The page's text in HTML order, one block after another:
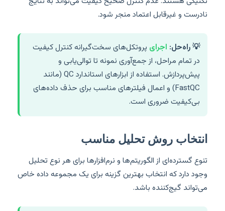
نادرست و غیرقابل اعتماد منجر شود.
💡 راه‌حل: اجرای پروتکل‌های سخت‌گیرانه کنترل کیفیت
در تمام مراحل، از جمع‌آوری نمونه تا توالی‌یابی و
پیش‌پردازش. استفاده از ابزارهای استاندارد QC (مانند
FastQC) و اعمال فیلترهای مناسب برای حذف داده‌های
بی‌کیفیت ضروری است.
انتخاب روش تحلیل مناسب
تنوع گسترده‌ای از الگوریتم‌ها و نرم‌افزارها برای هر نوع تحلیل
وجود دارد که انتخاب بهترین گزینه برای یک مجموعه داده خاص
می‌تواند گیج‌کننده باشد.